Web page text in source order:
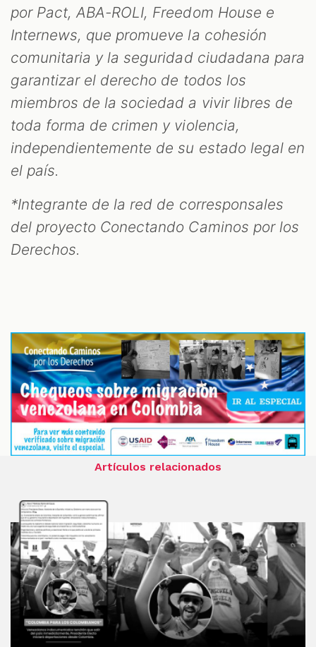
por Pact, ABA-ROLI, Freedom House e
Internews, que promueve la cohesión
comunitaria y la seguridad ciudadana para
garantizar el derecho de todos los
miembros de la sociedad a vivir libres de
toda forma de crimen y violencia,
independientemente de su estado legal en
el país.
*Integrante de la red de corresponsales
del proyecto Conectando Caminos por los
Derechos.
Artículos relacionados